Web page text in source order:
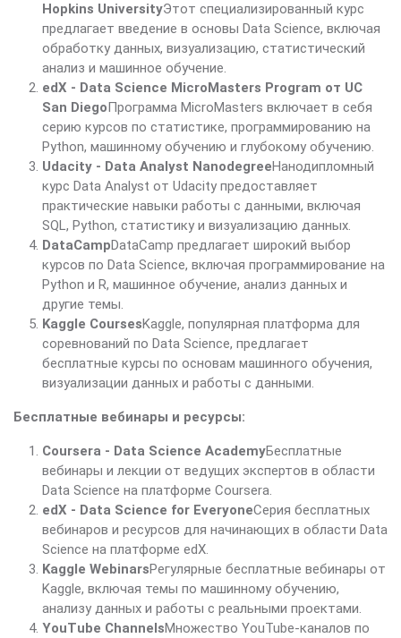
Hopkins UniversityЭтот специализированный курс
предлагает введение в основы Data Science, включая
обработку данных, визуализацию, статистический
анализ и машинное обучение.
edX - Data Science MicroMasters Program от UC
San Diego Программа MicroMasters включает в себя
серию курсов по статистике, программированию на
Python, машинному обучению и глубокому обучению.
Udacity - Data Analyst NanodegreeНанодипломный
курс Data Analyst от Udacity предоставляет
практические навыки работы с данными, включая
SQL, Python, статистику и визуализацию данных.
DataCampDataCamp предлагает широкий выбор
курсов по Data Science, включая программирование на
Python и R, машинное обучение, анализ данных и
другие темы.
Kaggle CoursesKaggle, популярная платформа для
соревнований по Data Science, предлагает
бесплатные курсы по основам машинного обучения,
визуализации данных и работы с данными.
Бесплатные вебинары и ресурсы:
Coursera - Data Science AcademyБесплатные
вебинары и лекции от ведущих экспертов в области
Data Science на платформе Coursera.
edX - Data Science for EveryoneСерия бесплатных
вебинаров и ресурсов для начинающих в области Data
Science на платформе edX.
Kaggle WebinarsРегулярные бесплатные вебинары от
Kaggle, включая темы по машинному обучению,
анализу данных и работы с реальными проектами.
YouTube ChannelsМножество YouTube-каналов по